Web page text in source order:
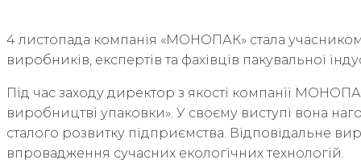
4 листопада компанія «МОНОПАК» стала учасником
виробників, експертів та фахівців пакувальної
Під час заходу директор з якості компанії
виробництві упаковки». У своєму виступі вона
сталого розвитку підприємства. Відповідальне
впровадження сучасних екологічних технологій.